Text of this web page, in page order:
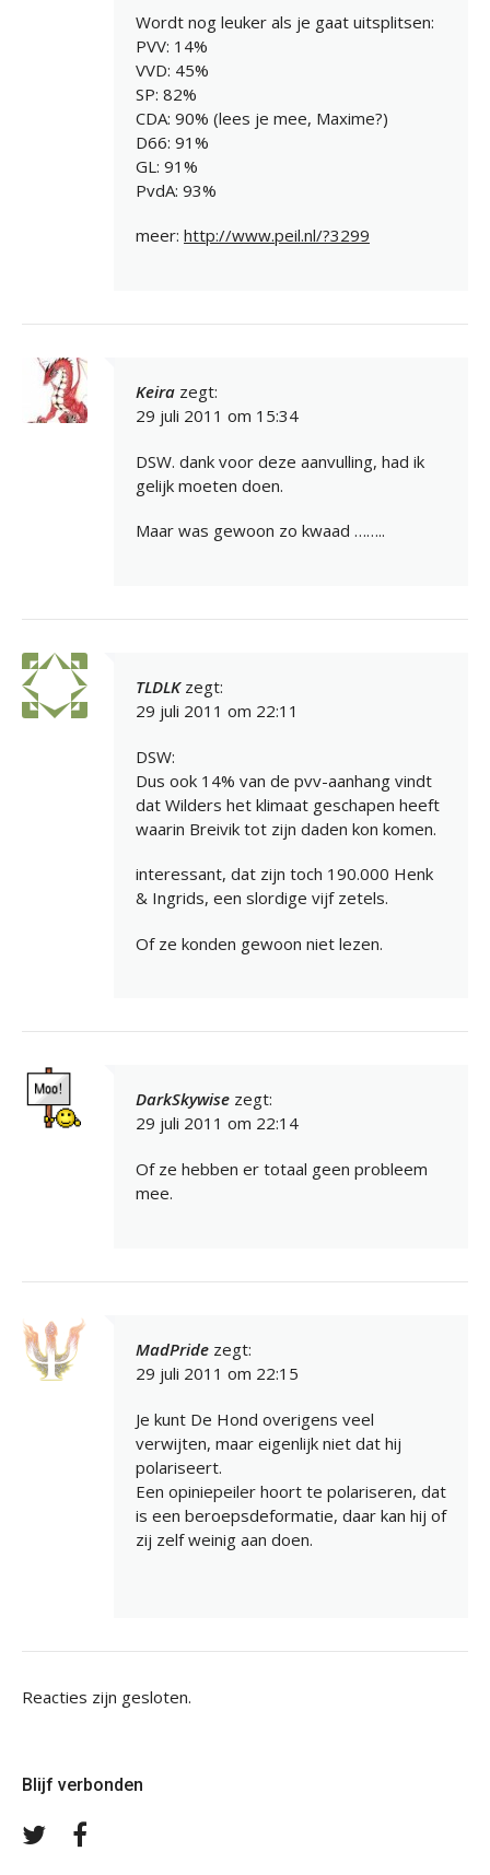
Wordt nog leuker als je gaat uitsplitsen:
PVV: 14%
VVD: 45%
SP: 82%
CDA: 90% (lees je mee, Maxime?)
D66: 91%
GL: 91%
PvdA: 93%
meer: http://www.peil.nl/?3299
Keira zegt:
29 juli 2011 om 15:34
DSW. dank voor deze aanvulling, had ik
gelijk moeten doen.
Maar was gewoon zo kwaad ……..
TLDLK zegt:
29 juli 2011 om 22:11
DSW:
Dus ook 14% van de pvv-aanhang vindt
dat Wilders het klimaat geschapen heeft
waarin Breivik tot zijn daden kon komen.
interessant, dat zijn toch 190.000 Henk
& Ingrids, een slordige vijf zetels.
Of ze konden gewoon niet lezen.
DarkSkywise zegt:
29 juli 2011 om 22:14
Of ze hebben er totaal geen probleem
mee.
MadPride zegt:
29 juli 2011 om 22:15
Je kunt De Hond overigens veel
verwijten, maar eigenlijk niet dat hij
polariseert.
Een opiniepeiler hoort te polariseren, dat
is een beroepsdeformatie, daar kan hij of
zij zelf weinig aan doen.
Reacties zijn gesloten.
Blijf verbonden
Volg